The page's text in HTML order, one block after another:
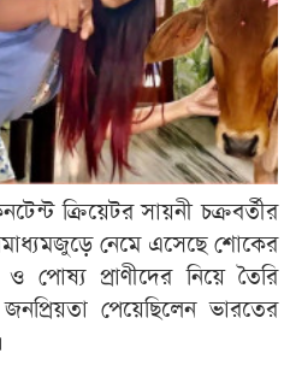
ক্রিয়েটর সায়নী চক্রবর্তীর
নেমে এসেছে শোকের
ও পোষ্য প্রাণীদের নিয়ে তৈরি
পেয়েছিলেন ভারতের